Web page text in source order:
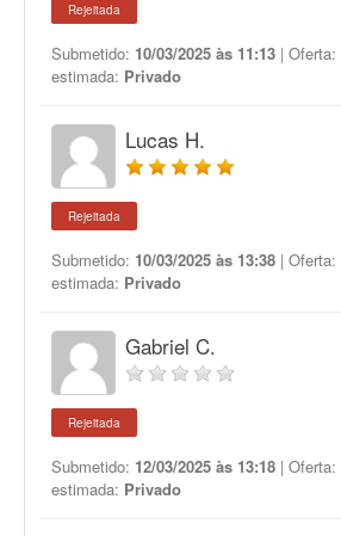
Rejeitada
Submetido: 10/03/2025 às 11:13 | Oferta:
estimada: Privado
Lucas H.
Rejeitada
Submetido: 10/03/2025 às 13:38 | Oferta:
estimada: Privado
Gabriel C.
Rejeitada
Submetido: 12/03/2025 às 13:18 | Oferta:
estimada: Privado